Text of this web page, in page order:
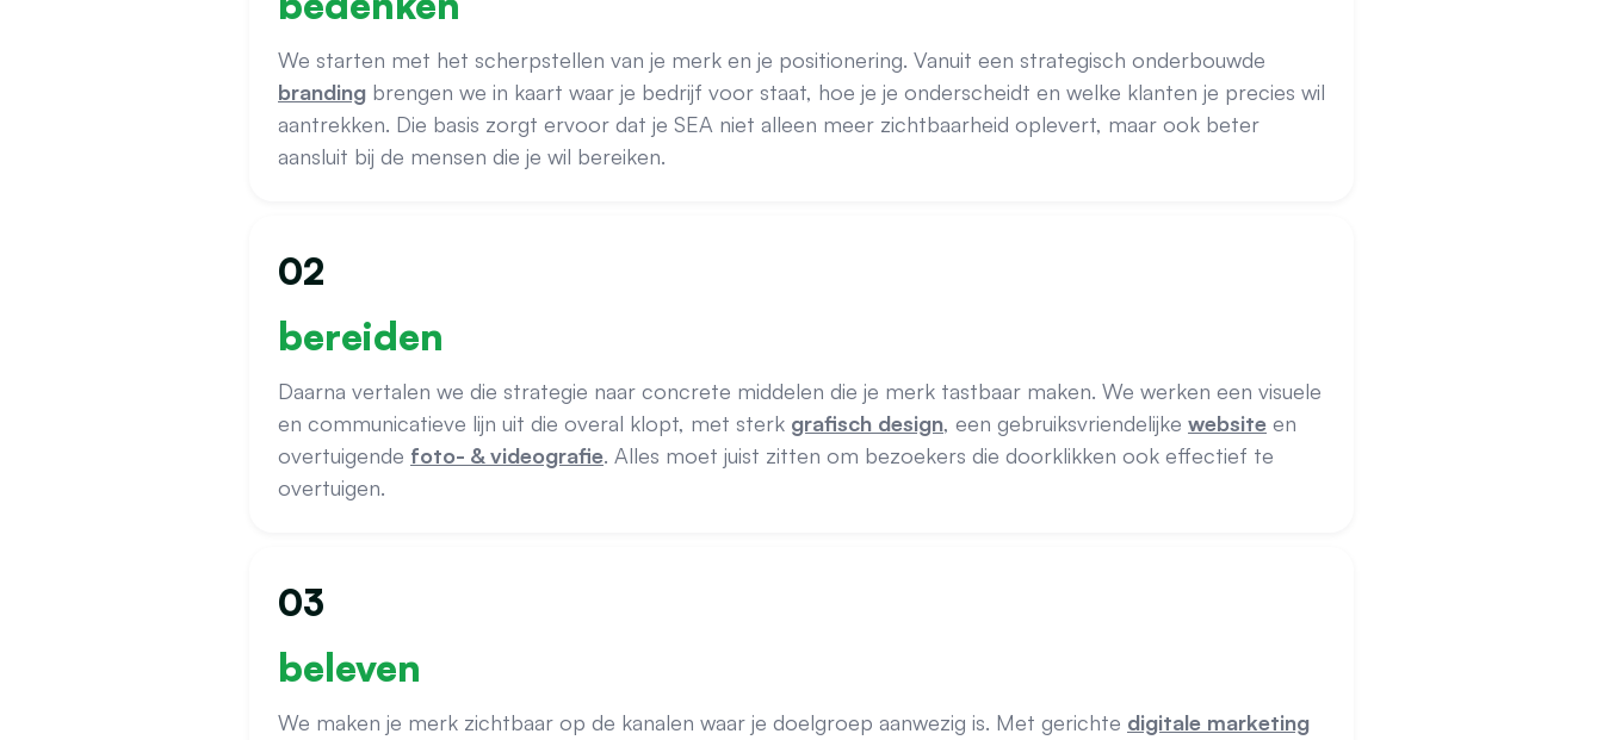
We starten met het scherpstellen van je merk en je positionering. Vanuit een strategisch onderbouwde
branding brengen we in kaart waar je bedrijf voor staat, hoe je je onderscheidt en welke klanten je precies wil
aantrekken. Die basis zorgt ervoor dat je SEA niet alleen meer zichtbaarheid oplevert, maar ook beter
aansluit bij de mensen die je wil bereiken.
02
bereiden
Daarna vertalen we die strategie naar concrete middelen die je merk tastbaar maken. We werken een visuele
en communicatieve lijn uit die overal klopt, met sterk grafisch design, een gebruiksvriendelijke website en
overtuigende foto- & videografie. Alles moet juist zitten om bezoekers die doorklikken ook effectief te
overtuigen.
03
beleven
We maken je merk zichtbaar op de kanalen waar je doelgroep aanwezig is. Met gerichte digitale marketing